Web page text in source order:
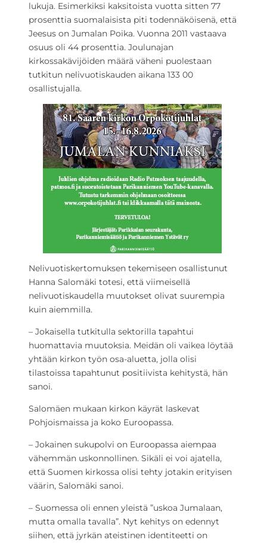
lukuja. Esimerkiksi kaksitoista vuotta sitten 77
prosenttia suomalaisista piti todennäköisenä, että
Jeesus on Jumalan Poika. Vuonna 2011 vastaava
osuus oli 44 prosenttia. Joulunajan
kirkossakävijöiden määrä väheni puolestaan
tutkitun nelivuotiskauden aikana 133 00
osallistujalla.
Nelivuotiskertomuksen tekemiseen osallistunut
Hanna Salomäki totesi, että viimeisellä
nelivuotiskaudella muutokset olivat suurempia
kuin aiemmilla.
– Jokaisella tutkitulla sektorilla tapahtui
huomattavia muutoksia. Meidän oli vaikea löytää
yhtään kirkon työn osa-aluetta, jolla olisi
tilastoissa tapahtunut positiivista kehitystä, hän
sanoi.
Salomäen mukaan kirkon käyrät laskevat
Pohjoismaissa ja koko Euroopassa.
– Jokainen sukupolvi on Euroopassa aiempaa
vähemmän uskonnollinen. Sikäli ei voi ajatella,
että Suomen kirkossa olisi tehty jotakin erityisen
väärin, Salomäki sanoi.
– Suomessa oli ennen yleistä ”uskoa Jumalaan,
mutta omalla tavalla”. Nyt kehitys on edennyt
siihen, että jyrkän ateistinen identiteetti on